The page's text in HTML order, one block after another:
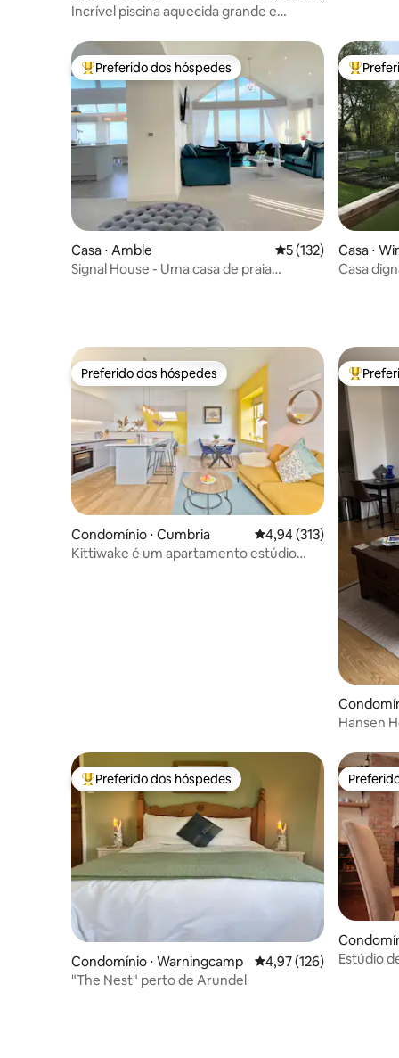
Incrível piscina aquecida grande e
Entre os melhores preferidos dos hóspedes
Preferido dos hóspedes
Casa ⋅ Amble 5 de uma avaliação
5 (132)
Signal House - Uma casa de praia
Entre
Casa ⋅
Casa
Preferido dos hóspedes
Preferido dos hóspedes
Condomínio ⋅ Cumbria 4,94 de uma avaliação
4,94 (313)
Kittiwake é um apartamento estúdio
Entre
Hansen
Entre os melhores preferidos dos hóspedes
Preferido dos hóspedes
Condomínio ⋅ Warningcamp 4,97 de uma avaliação
4,97 (126)
"The Nest" perto de Arundel
Estúdio